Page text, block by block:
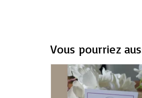
Vous pourriez